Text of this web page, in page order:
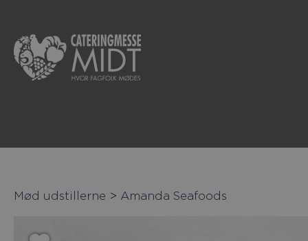
Mød udstillerne > Amanda Seafoods